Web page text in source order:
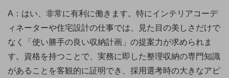
A：はい、非常に有利に働きます。特にインテリアコーデ
ィネーターや住宅設計の仕事では、見た目の美しさだけで
なく「使い勝手の良い収納計画」の提案力が求められま
す。資格を持つことで、実務に即した整理収納の専門知識
があることを客観的に証明でき、採用選考時の大きなアピ